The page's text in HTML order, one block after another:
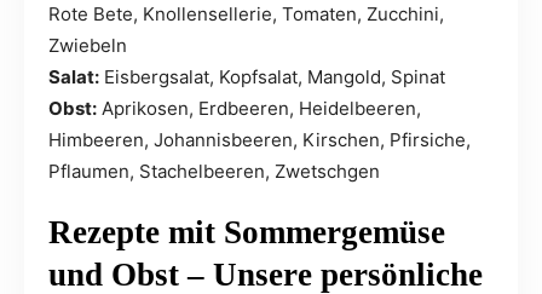
Rote Bete, Knollensellerie, Tomaten, Zucchini,
Zwiebeln
Salat: Eisbergsalat, Kopfsalat, Mangold, Spinat
Obst: Aprikosen, Erdbeeren, Heidelbeeren,
Himbeeren, Johannisbeeren, Kirschen, Pfirsiche,
Pflaumen, Stachelbeeren, Zwetschgen
Rezepte mit Sommergemüse
und Obst – Unsere persönliche